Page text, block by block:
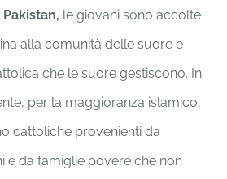
Pakistan, le giovani sono accolte
alla comunità delle suore e
che le suore gestiscono. In
per la maggioranza islamico,
cattoliche provenienti da
e da famiglie povere che non